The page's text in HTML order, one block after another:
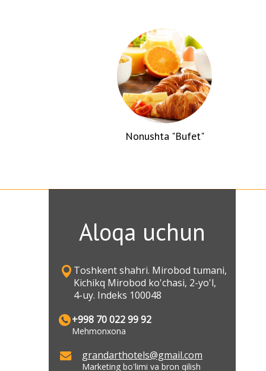
Nonushta "Bufet"
Aloqa uchun
Toshkent shahri. Mirobod tumani,
Kichikq Mirobod ko'chasi, 2-yo'l,
4-uy. Indeks 100048
+998 70 022 99 92
Mehmonxona
grandarthotels@gmail.com
Marketing bo'limi va bron qilish